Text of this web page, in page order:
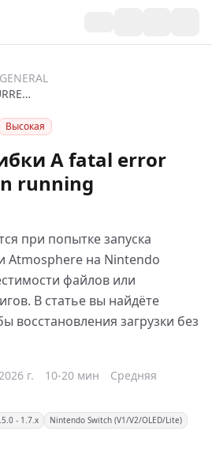
GENERAL
A-FATAL-ERROR-OCCURRED-WHEN-RUNNING-ATMOSPHERE
Высокая
A fatal error
running
при попытке запуска
Atmosphere на Nintendo
файлов или
В статье вы найдёте
восстановления загрузки без
г. 10-20 мин
Средняя
- 1.7.x
Nintendo Switch (V1/V2/OLED/Lite)